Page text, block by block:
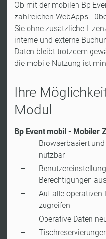
Ob mit der mobilen Bp
zahlreichen WebApps -
Sie ohne zusätzliche
interne und externe
Daten bleibt trotzdem
die mobile Nutzung ist
Ihre
Modul
Bp Event mobil - Mobiler
Browserbasiert
nutzbar
Berechtigungen
Auf alle operativen
zugreifen
Operative Daten